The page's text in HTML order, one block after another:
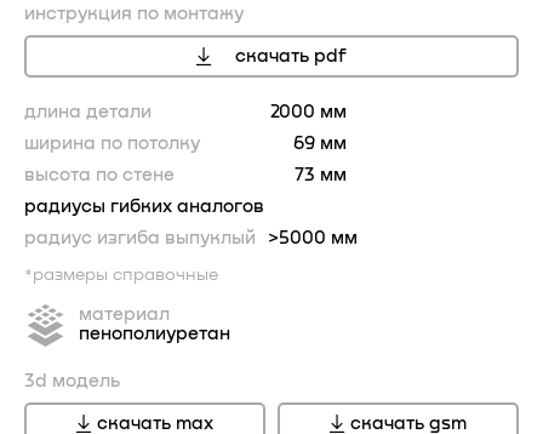
инструкция по монтажу
скачать pdf
длина детали
2000 мм
ширина по потолку
69 мм
высота по стене
73 мм
радиусы гибких аналогов
радиус изгиба выпуклый
>5000 мм
*размеры справочные
материал
пенополиуретан
3d модель
скачать max скачать gsm